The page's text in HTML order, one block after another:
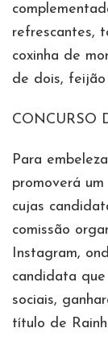
refrescantes,
coxinha de
de dois,
CONCURSO
Para
promoverá
cujas
comissão
Instagram,
candidata
sociais,
título de